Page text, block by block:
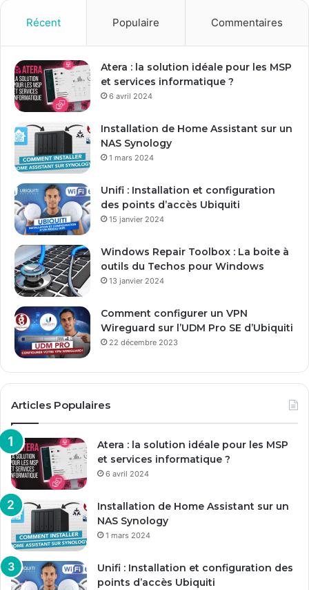
Récent Populaire Commentaires
Atera : la solution idéale pour les MSP
et services informatique ?
6 avril 2024
Installation de Home Assistant sur un
NAS Synology
1 mars 2024
Unifi : Installation et configuration
des points d’accès Ubiquiti
15 janvier 2024
Windows Repair Toolbox : La boite à
outils du Techos pour Windows
13 janvier 2024
Comment configurer un VPN
Wireguard sur l’UDM Pro SE d’Ubiquiti
22 décembre 2023
Articles Populaires
Atera : la solution idéale pour les MSP
et services informatique ?
6 avril 2024
Installation de Home Assistant sur un
NAS Synology
1 mars 2024
Unifi : Installation et configuration des
points d’accès Ubiquiti